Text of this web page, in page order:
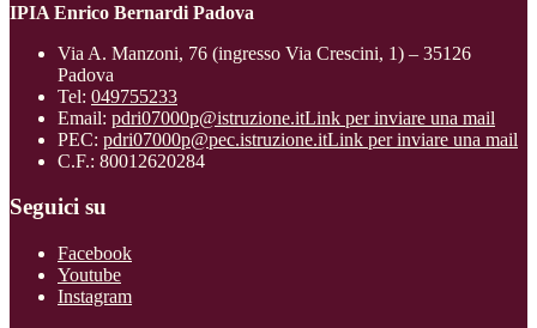
IPIA Enrico Bernardi Padova
Via A. Manzoni, 76 (ingresso Via Crescini, 1) – 35126
Padova
Tel: 049755233
Email: pdri07000p@istruzione.itLink per inviare una mail
PEC: pdri07000p@pec.istruzione.itLink per inviare una mail
C.F.: 80012620284
Seguici su
Facebook
Youtube
Instagram